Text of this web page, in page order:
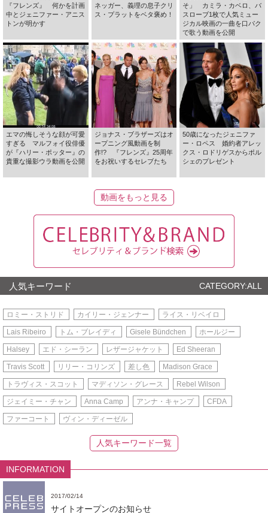
『フレンズ』 何かを計画
中とジェニファー・アニス
トンが明かす
ネッガー、義理の息子クリ
ス・プラットをベタ褒め！
そ」 カミラ・カベロ、バ
スローブ1枚で人気ミュー
ジカル映画の一曲を口パク
で歌う動画を公開
エマの悔しそうな顔が可愛
すぎる マルフォイ役俳優
が『ハリー・ポッター』の
貴重な撮影ウラ動画を公開
ジョナス・ブラザーズはオ
ープニング風動画を制
作!? 『フレンズ』25周年
をお祝いするセレブたち
50歳になったジェニファ
ー・ロペス 婚約者アレッ
クス・ロドリゲスからポル
シェのプレゼント
動画をもっと見る
人気キーワード CATEGORY:ALL
ロミー・ストリド カイリー・ジェンナー ライス・リベイロ
Lais Ribeiro トム・ブレイディ Gisele Bündchen ホールジー
Halsey エド・シーラン レザージャケット Ed Sheeran
Travis Scott リリー・コリンズ 差し色 Madison Grace
トラヴィス・スコット マディソン・グレース Rebel Wilson
ジェイミー・チャン Anna Camp アンナ・キャンプ CFDA
ファーコート ヴィン・ディーゼル
人気キーワード一覧
INFORMATION
2017/02/14
サイトオープンのお知らせ